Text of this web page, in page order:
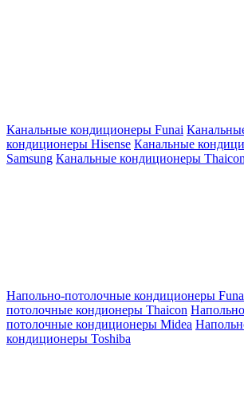
Канальные кондиционеры Funai
кондиционеры Hisense Канальные
Samsung Канальные кондиционеры Thaicon
Напольно-потолочные кондиционеры
потолочные кондионеры Thaicon
потолочные кондиционеры Midea
кондиционеры Toshiba